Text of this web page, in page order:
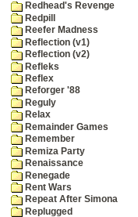
Redhead's Revenge
Redpill
Reefer Madness
Reflection (v1)
Reflection (v2)
Refleks
Reflex
Reforger '88
Reguly
Relax
Remainder Games
Remember
Remiza Party
Renaissance
Renegade
Rent Wars
Repeat After Simona
Replugged